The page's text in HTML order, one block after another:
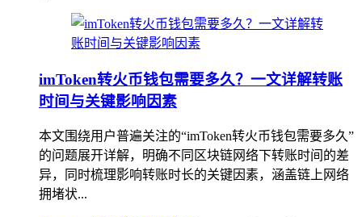
imToken转火币钱包需要多久？一文详解转账
时间与关键影响因素
本文围绕用户普遍关注的“imToken转火币钱包需要多久”
的问题展开详解，明确不同区块链网络下转账时间的差
异，同时梳理影响转账时长的关键因素，涵盖链上网络
拥堵状...